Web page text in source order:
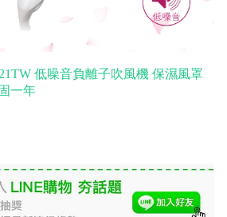
低噪音負離子吹風機 保濕風罩
一年